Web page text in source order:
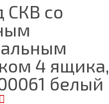
СКВ со
4 ящика,
белый